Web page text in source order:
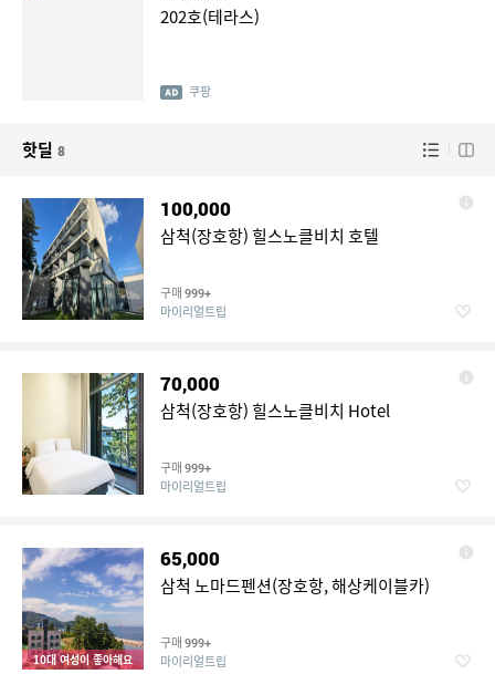
202호(테라스)
쿠팡
핫딜 8
100,000
삼척(장호항) 힐스노클비치 호텔
구매 999+
마이리얼트립
70,000
삼척(장호항) 힐스노클비치 Hotel
구매 999+
마이리얼트립
10대 여성이 좋아해요
65,000
삼척 노마드펜션(장호항, 해상케이블카)
구매 999+
마이리얼트립